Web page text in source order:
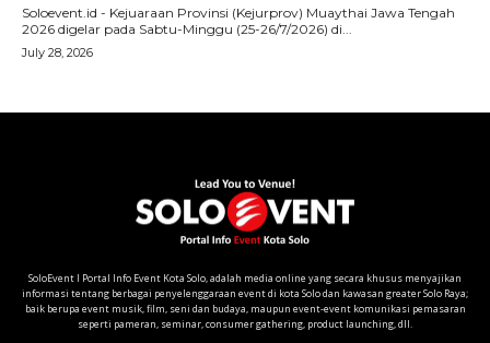
SoloEvent I Portal Info Event Kota Solo, adalah media online yang secara khusus menyajikan
informasi tentang berbagai penyelenggaraan event di kota Solo dan kawasan greater Solo Raya;
baik berupa event musik, film, seni dan budaya, maupun event-event komunikasi pemasaran
seperti pameran, seminar, consumer gathering, product launching, dll.